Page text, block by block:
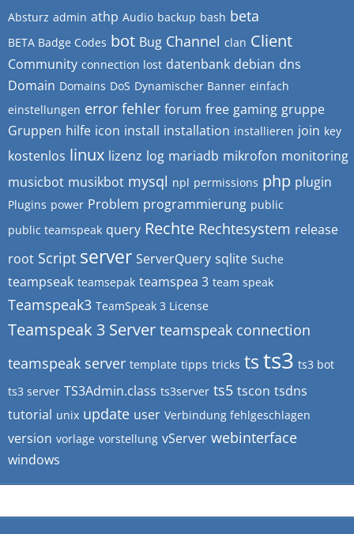
Absturz admin athp Audio backup bash beta
BETA Badge Codes bot Bug Channel clan Client
Community connection lost datenbank debian dns
Domain Domains DoS Dynamischer Banner einfach
einstellungen error fehler forum free gaming gruppe
Gruppen hilfe icon install installation installieren join key
kostenlos linux lizenz log mariadb mikrofon monitoring
musicbot musikbot mysql npl permissions php plugin
Plugins power Problem programmierung public
public teamspeak query Rechte Rechtesystem release
root Script server ServerQuery sqlite Suche
teampseak teamsepak teamspea 3 team speak
Teamspeak3 TeamSpeak 3 License
Teamspeak 3 Server teamspeak connection
teamspeak server template tipps tricks tsts3 ts3 bot
ts3 server TS3Admin.class ts3server ts5 tscon tsdns
tutorial unix update user Verbindung fehlgeschlagen
version vorlage vorstellung vServer webinterface
windows